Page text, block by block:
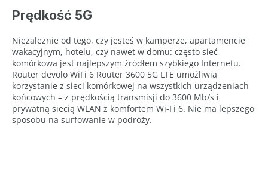
Prędkość 5G
Niezależnie od tego, czy jesteś w kamperze, apartamencie
wakacyjnym, hotelu, czy nawet w domu: często sieć
komórkowa jest najlepszym źródłem szybkiego Internetu.
Router devolo WiFi 6 Router 3600 5G LTE umożliwia
korzystanie z sieci komórkowej na wszystkich urządzeniach
końcowych – z prędkością transmisji do 3600 Mb/s i
prywatną siecią WLAN z komfortem Wi-Fi 6. Nie ma lepszego
sposobu na surfowanie w podróży.